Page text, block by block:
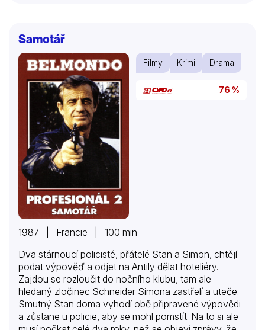
kriminální retro podle skutečných událostí zdobí i
herecké výkony obou hlavních představitelů: Jeana
Louise Trintignanta jako Buissona a Alaina Delona
jako Borniche. S jeho autentickým výkonem byl prý
mimořádně spokojen i autor…
Samotář
Filmy Krimi Drama
76 %
1987 | Francie | 100 min
Dva stárnoucí policisté, přátelé Stan a Simon, chtějí
podat výpověď a odjet na Antily dělat hoteliéry.
Zajdou se rozloučit do nočního klubu, tam ale
hledaný zločinec Schneider Simona zastřelí a uteče.
Smutný Stan doma vyhodí obě připravené výpovědi
a zůstane u policie, aby se mohl pomstít. Na to si ale